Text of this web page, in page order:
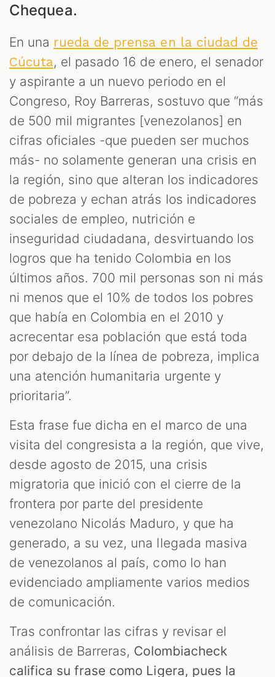
Chequea.
En una rueda de prensa en la ciudad de
Cúcuta, el pasado 16 de enero, el senador
y aspirante a un nuevo periodo en el
Congreso, Roy Barreras, sostuvo que “más
de 500 mil migrantes [venezolanos] en
cifras oficiales -que pueden ser muchos
más- no solamente generan una crisis en
la región, sino que alteran los indicadores
de pobreza y echan atrás los indicadores
sociales de empleo, nutrición e
inseguridad ciudadana, desvirtuando los
logros que ha tenido Colombia en los
últimos años. 700 mil personas son ni más
ni menos que el 10% de todos los pobres
que había en Colombia en el 2010 y
acrecentar esa población que está toda
por debajo de la línea de pobreza, implica
una atención humanitaria urgente y
prioritaria”.
Esta frase fue dicha en el marco de una
visita del congresista a la región, que vive,
desde agosto de 2015, una crisis
migratoria que inició con el cierre de la
frontera por parte del presidente
venezolano Nicolás Maduro, y que ha
generado, a su vez, una llegada masiva
de venezolanos al país, como lo han
evidenciado ampliamente varios medios
de comunicación.
Tras confrontar las cifras y revisar el
análisis de Barreras, Colombiacheck
califica su frase como Ligera, pues la